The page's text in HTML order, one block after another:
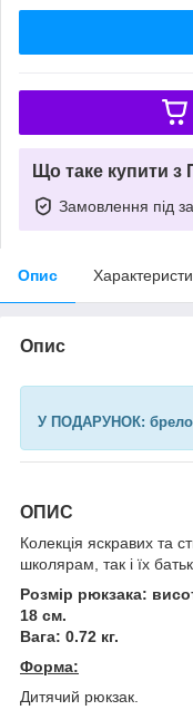
Що таке купити з
Замовлення під
Опис
Опис
У ПОДАРУНОК:
ОПИС
Колекція яскравих та
школярам, так і їх
Розмір рюкзака:
18 см.
Вага: 0.72 кг.
Форма:
Дитячий рюкзак.